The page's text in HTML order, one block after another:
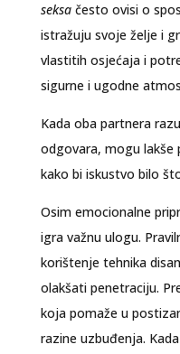
seksačesto ovisi o
istražuju svoje želje i
vlastitih osjećaja i
sigurne i ugodne
Kada oba partnera
odgovara, mogu lakše
kako bi iskustvo bilo
Osim emocionalne
igra važnu ulogu.
korištenje tehnika
olakšati penetraciju.
koja pomaže u
razine uzbuđenja.